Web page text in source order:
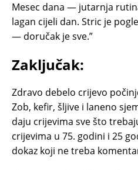
Mesec dana — jutarnja
lagan cijeli dan. Stric je
— doručak je sve.”
Zaključak:
Zdravo debelo crijevo
Zob, kefir, šljive i laneno
daju crijevima sve što
crijevima u 75. godini i 25
dokaz koji ne treba